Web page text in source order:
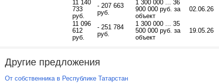
11 140
733
руб.
- 207 663
руб.
1 300 000 ... 36
900 000 руб. за
объект
02.06.26
11 096
612
руб.
- 251 784
руб.
1 300 000 ... 35
500 000 руб. за
объект
19.05.26
Другие предложения
От собственника в Республике Татарстан